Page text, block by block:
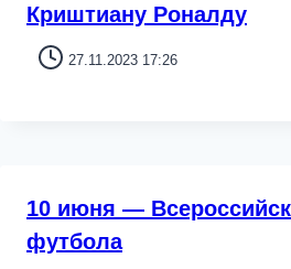
Криштиану Роналду
27.11.2023 17:26
10 июня —
футбола